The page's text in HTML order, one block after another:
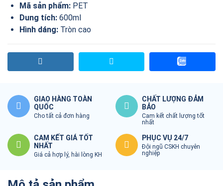
Mã sản phẩm: PET
Dung tích: 600ml
Hình dáng: Tròn cao
GIAO HÀNG TOÀN
QUỐC
Cho tất cả đơn hàng
CHẤT LƯỢNG ĐẢM
BẢO
Cam kết chất lượng tốt
nhất
CAM KẾT GIÁ TỐT
NHẤT
Giá cả hợp lý, hài lòng KH
PHỤC VỤ 24/7
Đội ngũ CSKH chuyên
nghiệp